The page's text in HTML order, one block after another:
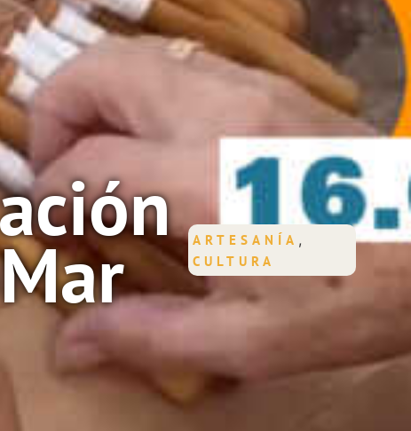
ARTESANÍA ,
CULTURA